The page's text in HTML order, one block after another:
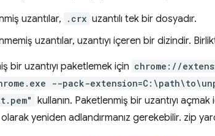
uzantılar, .crx uzantılı tek bir dosyadır.
uzantılar, uzantıyı içeren bir dizindir.
bir uzantıyı paketlemek için chrome://
--pack-
kullanın. Paketlenmiş bir uzantıyı açmak
olarak yeniden adlandırmanız gerekebilir. zip